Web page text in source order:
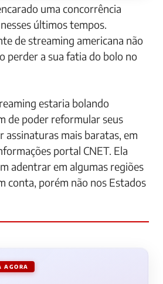
últimos tempos.
de streaming americana não
perder a sua fatia do bolo no
estaria bolando
de poder reformular seus
assinaturas mais baratas, em
portal CNET. Ela
adentrar em algumas regiões
conta, porém não nos Estados
AGORA